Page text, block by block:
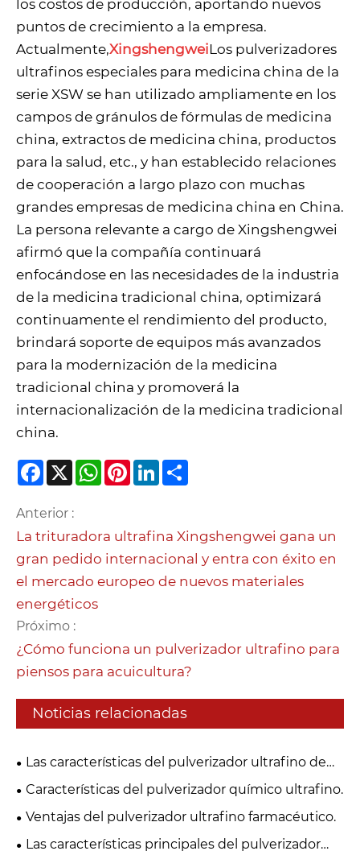
los costos de producción, aportando nuevos
puntos de crecimiento a la empresa.
Actualmente,XingshengweiLos pulverizadores
ultrafinos especiales para medicina china de la
serie XSW se han utilizado ampliamente en los
campos de gránulos de fórmulas de medicina
china, extractos de medicina china, productos
para la salud, etc., y han establecido relaciones
de cooperación a largo plazo con muchas
grandes empresas de medicina china en China.
La persona relevante a cargo de Xingshengwei
afirmó que la compañía continuará
enfocándose en las necesidades de la industria
de la medicina tradicional china, optimizará
continuamente el rendimiento del producto,
brindará soporte de equipos más avanzados
para la modernización de la medicina
tradicional china y promoverá la
internacionalización de la medicina tradicional
china.
Facebook
X WhatsApp
Pinterest
LinkedIn
Anterior :
La trituradora ultrafina Xingshengwei gana un
gran pedido internacional y entra con éxito en
el mercado europeo de nuevos materiales
energéticos
Próximo :
¿Cómo funciona un pulverizador ultrafino para
piensos para acuicultura?
Noticias relacionadas
Las características del pulverizador ultrafino de
granos.
Características del pulverizador químico ultrafino.
Ventajas del pulverizador ultrafino farmacéutico.
Las características principales del pulverizador